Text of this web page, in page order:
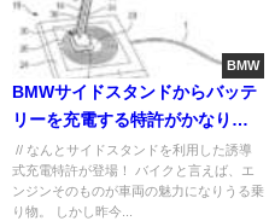
BMW
BMWサイドスタンドからバッテ
リーを充電する特許がかなり秀
逸！
// なんとサイドスタンドを利用した誘導
式充電特許が登場！ バイクと言えば、エ
ンジンそのものが車両の魅力になりうる乗
り物。 しかし昨今...